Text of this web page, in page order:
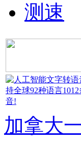
测速
加拿大